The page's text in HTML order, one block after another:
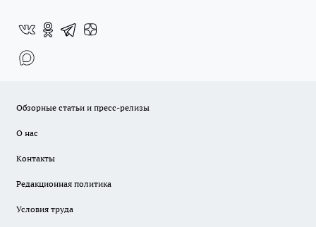
Обзорные статьи и пресс-релизы
О нас
Контакты
Редакционная политика
Условия труда